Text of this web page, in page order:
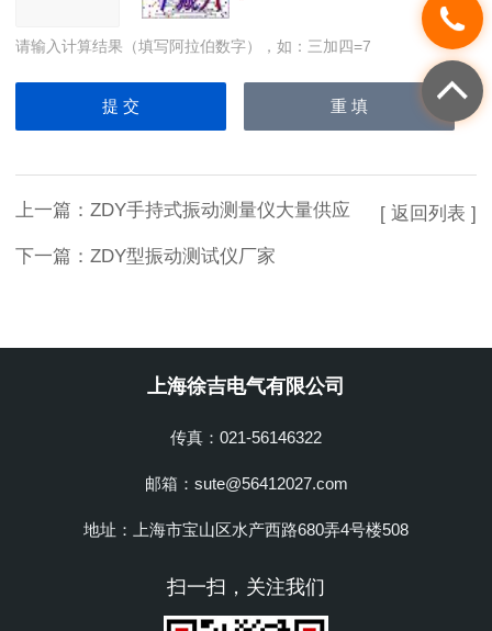
请输入计算结果（填写阿拉伯数字），如：三加四=7
上一篇： ZDY手持式振动测量仪大量供应
下一篇： ZDY型振动测试仪厂家
[ 返回列表 ]
上海徐吉电气有限公司
传真：021-56146322
邮箱：sute@56412027.com
地址：上海市宝山区水产西路680弄4号楼508
扫一扫，关注我们